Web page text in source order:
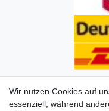
Wir nutzen Cookies auf
essenziell, während